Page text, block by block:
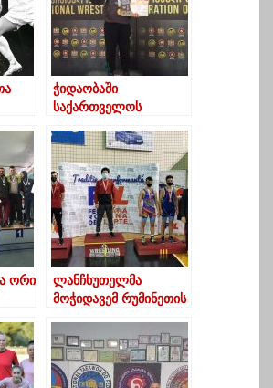
ჭიდაობაში
საქართველოს
თავბერიძე გახდა
ორი
ლანჩხუთელმა
მოჭიდავემ რუმინეთის
ტურნირზე, ოქროს
მედალი აიღო